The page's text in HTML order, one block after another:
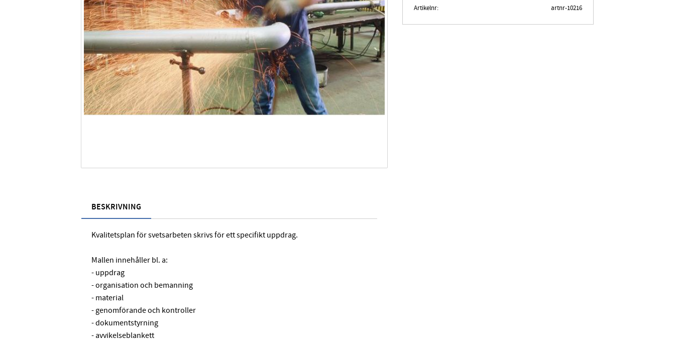
Artikelnr artnr-10216
BESKRIVNING
Kvalitetsplan för svetsarbeten skrivs för ett specifikt uppdrag.
Mallen innehåller bl. a:
- uppdrag
- organisation och bemanning
- material
- genomförande och kontroller
- dokumentstyrning
- avvikelseblankett